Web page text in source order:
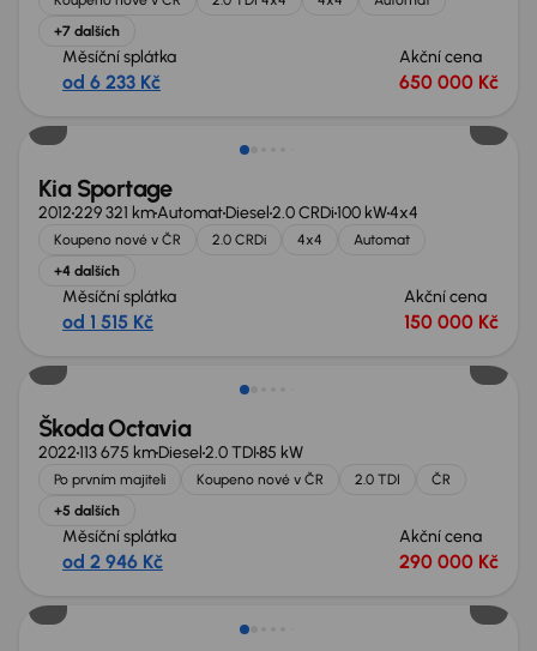
+7 dalších
Měsíční splátka
od 6 233 Kč
Akční cena
650 000 Kč
Kia Sportage
2012229 321 kmAutomatDiesel2.0 CRDi100 kW4x4
Koupeno nové v ČR 2.0 CRDi 4x4
Automat
+4 dalších
Měsíční splátka
od 1 515 Kč
Akční cena
150 000 Kč
Možnost odpočtu DPH
Škoda Octavia
2022113 675 kmDiesel2.0 TDI85 kW
Po prvním majiteli Koupeno nové v ČR 2.0 TDI
ČR
+5 dalších
Měsíční splátka
od 2 946 Kč
Akční cena
290 000 Kč
Zlevněno o 20 000 Kč